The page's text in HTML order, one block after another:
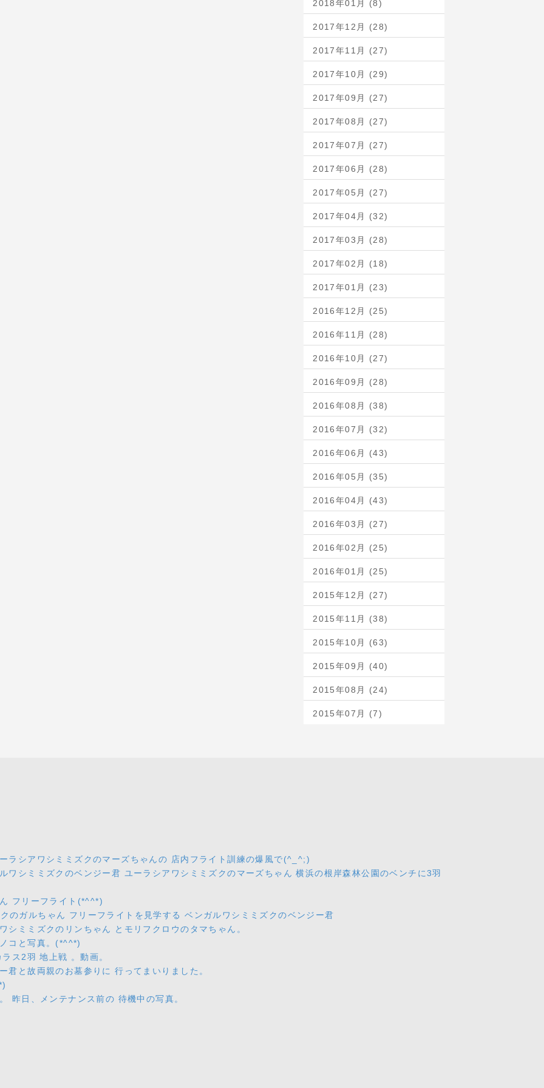
2018年01月 (8)
2017年12月 (28)
2017年11月 (27)
2017年10月 (29)
2017年09月 (27)
2017年08月 (27)
2017年07月 (27)
2017年06月 (28)
2017年05月 (27)
2017年04月 (32)
2017年03月 (28)
2017年02月 (18)
2017年01月 (23)
2016年12月 (25)
2016年11月 (28)
2016年10月 (27)
2016年09月 (28)
2016年08月 (38)
2016年07月 (32)
2016年06月 (43)
2016年05月 (35)
2016年04月 (43)
2016年03月 (27)
2016年02月 (25)
2016年01月 (25)
2015年12月 (27)
2015年11月 (38)
2015年10月 (63)
2015年09月 (40)
2015年08月 (24)
2015年07月 (7)
ラシアワシミミズクのマーズちゃんの 店内フライト訓練の爆風で(^_^;)
ワシミミズクのベンジー君 ユーラシアワシミミズクのマーズちゃん 横浜の根岸森林公園のベンチに3羽
フリーフライト(*^^*)
のガルちゃん フリーフライトを見学する ベンガルワシミミズクのベンジー君
シミミズクのリンちゃん とモリフクロウのタマちゃん。
コと写真。(*^^*)
ス2羽 地上戦 。動画。
君と故両親のお墓参りに 行ってまいりました。
昨日、メンテナンス前の 待機中の写真。